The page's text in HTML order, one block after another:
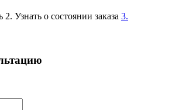
2. Узнать о состоянии заказа 3.